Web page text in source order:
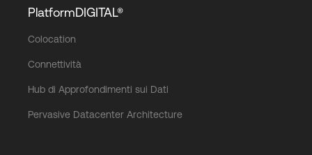
PlatformDIGITAL®
Colocation
Connettività
Hub di Approfondimenti sui Dati
Pervasive Datacenter Architecture